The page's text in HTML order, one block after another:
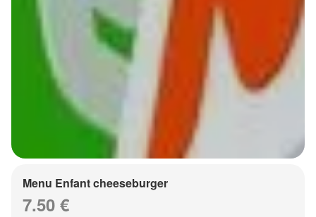
Menu Enfant cheeseburger
7.50 €